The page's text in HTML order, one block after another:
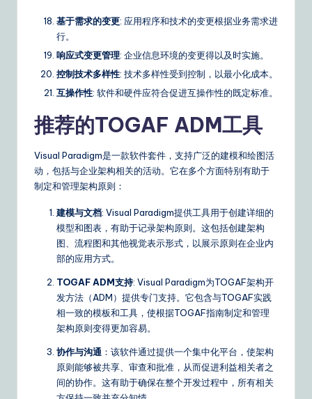
基于需求的变更: 应用程序和技术的变更根据业务需求进
行。
响应式变更管理: 企业信息环境的变更得以及时实施。
控制技术多样性: 技术多样性受到控制，以最小化成本。
互操作性: 软件和硬件应符合促进互操作性的既定标准。
推荐的TOGAF ADM工具
Visual Paradigm是一款软件套件，支持广泛的建模和绘图活
动，包括与企业架构相关的活动。它在多个方面特别有助于
制定和管理架构原则：
建模与文档: Visual Paradigm提供工具用于创建详细的
模型和图表，有助于记录架构原则。这包括创建架构
图、流程图和其他视觉表示形式，以展示原则在企业内
部的应用方式。
TOGAF ADM支持: Visual Paradigm为TOGAF架构开
发方法（ADM）提供专门支持。它包含与TOGAF实践
相一致的模板和工具，使根据TOGAF指南制定和管理
架构原则变得更加容易。
协作与沟通 ：该软件通过提供一个集中化平台，使架构
原则能够被共享、审查和批准，从而促进利益相关者之
间的协作。这有助于确保在整个开发过程中，所有相关